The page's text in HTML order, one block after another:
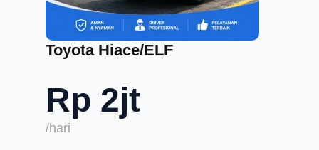
Toyota Hiace/ELF
Rp 2jt
/hari